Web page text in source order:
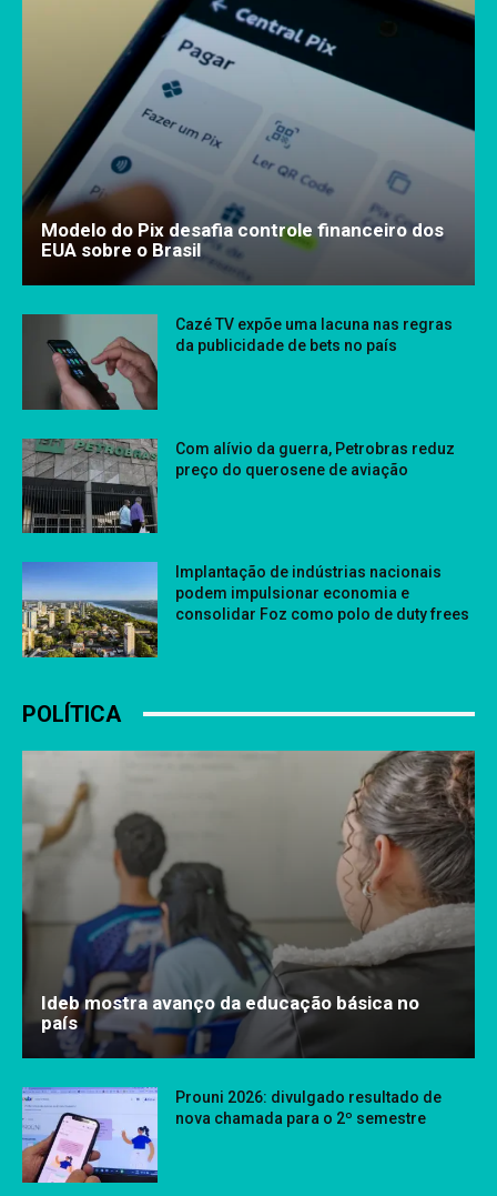
Modelo do Pix desafia controle financeiro dos
EUA sobre o Brasil
Cazé TV expõe uma lacuna nas regras
da publicidade de bets no país
Com alívio da guerra, Petrobras reduz
preço do querosene de aviação
Implantação de indústrias nacionais
podem impulsionar economia e
consolidar Foz como polo de duty frees
POLÍTICA
Ideb mostra avanço da educação básica no
país
Prouni 2026: divulgado resultado de
nova chamada para o 2º semestre